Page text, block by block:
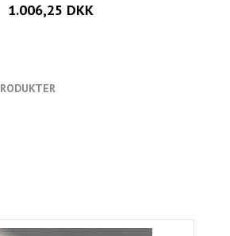
1.006,25 DKK